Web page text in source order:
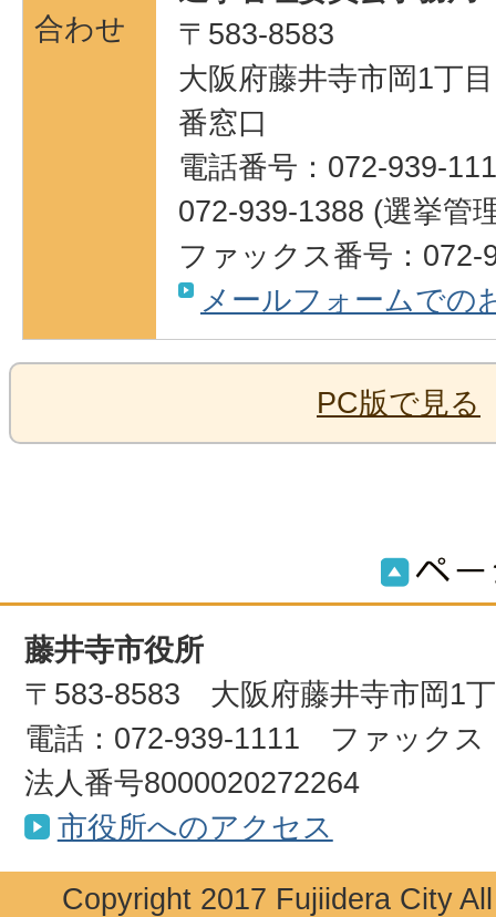
合わせ
〒583-8583
大阪府藤井寺市岡1丁
番窓口
電話番号：072-939-
072-939-1388 (選挙管
ファックス番号：072-
メールフォームでの
PC版で見る
藤井寺市役所
〒583-8583 大阪府藤井寺市岡1
電話：072-939-1111 ファックス
法人番号8000020272264
市役所へのアクセス
Copyright 2017 Fujiidera City